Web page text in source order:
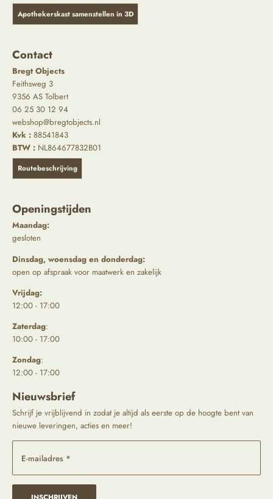
Apothekerskast samenstellen in 3D
Contact
Bregt Objects
Feithsweg 3
9356 AS Tolbert
06 25 30 12 94
webshop@bregtobjects.nl
Kvk : 88541843
BTW : NL864677832B01
Routebeschrijving
Openingstijden
Maandag:
gesloten
Dinsdag, woensdag en donderdag:
open op afspraak voor maatwerk en zakelijk
Vrijdag:
12:00 - 17:00
Zaterdag:
10:00 - 17:00
Zondag:
12:00 - 17:00
Nieuwsbrief
Schrijf je vrijblijvend in zodat je altijd als eerste op de hoogte bent van
nieuwe leveringen, acties en meer!
E-mailadres *